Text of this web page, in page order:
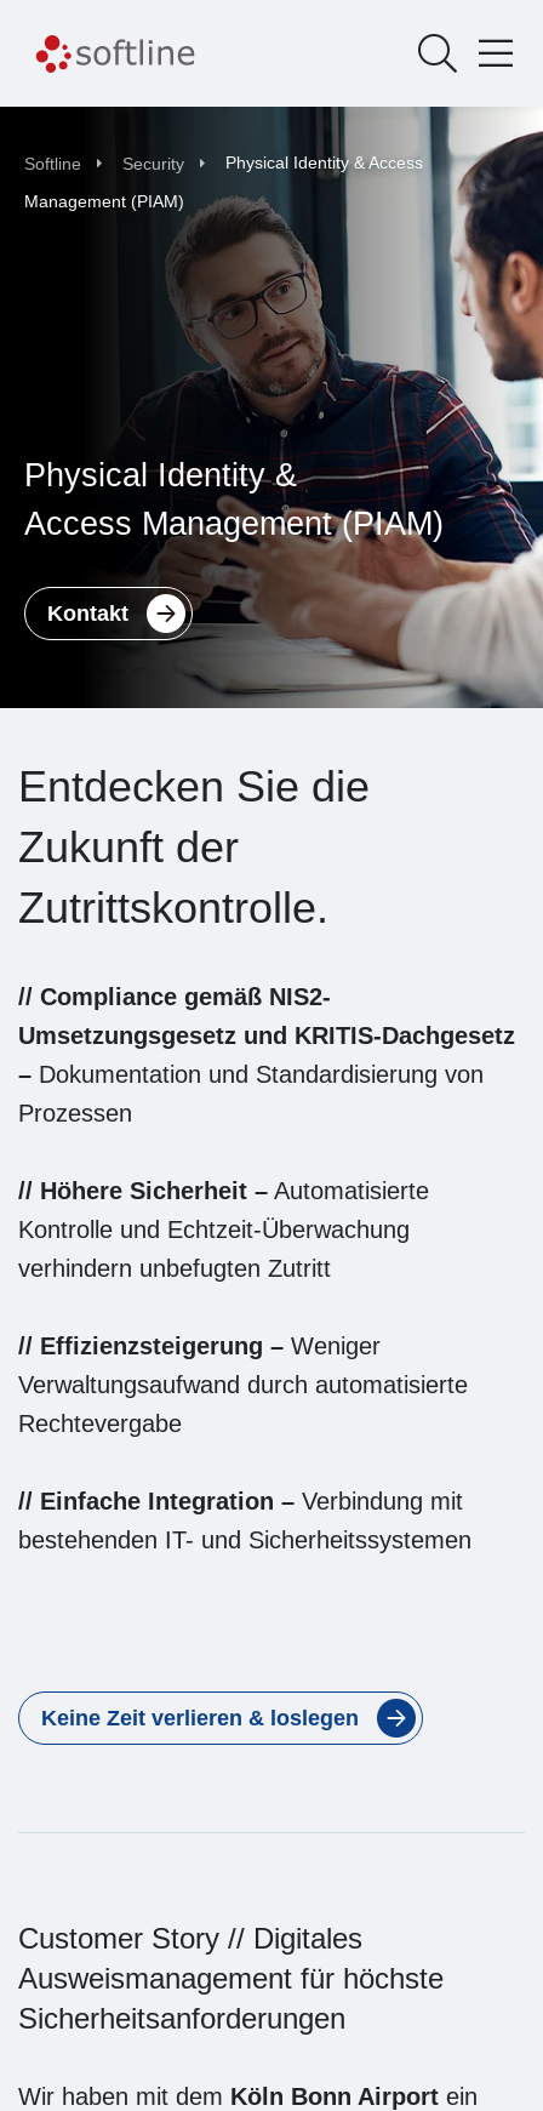
Softline Security
Physical Identity & Access
Management (PIAM)
Physical Identity &
Access Management (PIAM)
Kontakt
Entdecken Sie die
Zukunft der
Zutrittskontrolle.
// Compliance gemäß NIS2-
Umsetzungsgesetz und KRITIS-Dachgesetz
– Dokumentation und Standardisierung von
Prozessen
// Höhere Sicherheit – Automatisierte
Kontrolle und Echtzeit-Überwachung
verhindern unbefugten Zutritt
// Effizienzsteigerung – Weniger
Verwaltungsaufwand durch automatisierte
Rechtevergabe
// Einfache Integration – Verbindung mit
bestehenden IT- und Sicherheitssystemen
Keine Zeit verlieren & loslegen
Customer Story // Digitales
Ausweismanagement für höchste
Sicherheitsanforderungen
Wir haben mit dem Köln Bonn Airport ein